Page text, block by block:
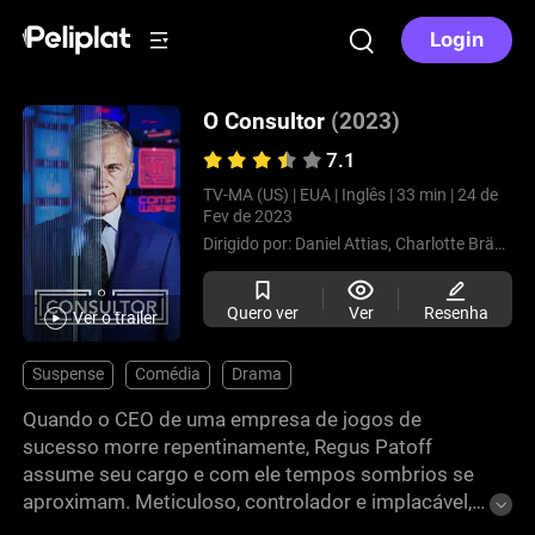
Login
Ver o trailer
O Consultor (2023)
7.1
TV-MA (US) | EUA | Inglês | 33 min | 24 de
Fev de 2023
Dirigido por: Daniel Attias, Charlotte Brändström,
Quero ver Ver Resenha
Suspense Comédia Drama
Quando o CEO de uma empresa de jogos de
sucesso morre repentinamente, Regus Patoff
assume seu cargo e com ele tempos sombrios se
aproximam. Meticuloso, controlador e implacável,